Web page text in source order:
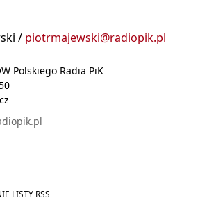
/ piotrmajewski@radiopik.pl
Polskiego Radia PiK
LISTY RSS